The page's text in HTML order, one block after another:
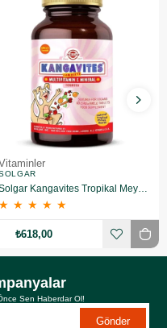
Solgar Kangavites Tropikal Meyve Aromalı 60 Tablet
★ ★ ★ ★ ★
₺618,00
Sen Haberdar Ol!
Gönder